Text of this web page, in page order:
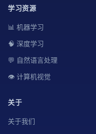
学习资源
📊 机器学习
🧠 深度学习
💬 自然语言处理
👁️ 计算机视觉
关于
关于我们